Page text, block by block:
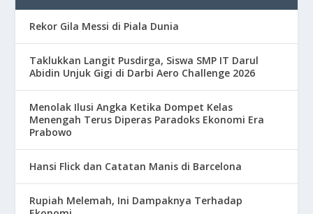
Rekor Gila Messi di Piala Dunia
Taklukkan Langit Pusdirga, Siswa SMP IT Darul
Abidin Unjuk Gigi di Darbi Aero Challenge 2026
Menolak Ilusi Angka Ketika Dompet Kelas
Menengah Terus Diperas Paradoks Ekonomi Era
Prabowo
Hansi Flick dan Catatan Manis di Barcelona
Rupiah Melemah, Ini Dampaknya Terhadap